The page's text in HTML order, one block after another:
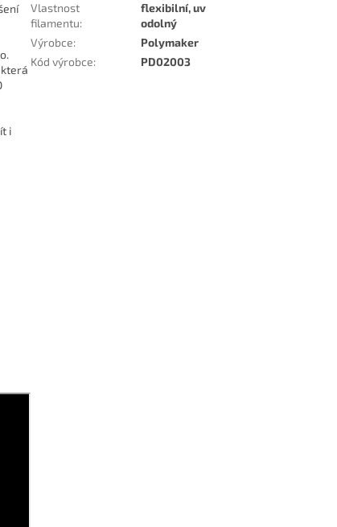
i
Vlastnost
filamentu:
flexibilní, uv
odolný
Výrobce:
Polymaker
Kód výrobce: PD02003